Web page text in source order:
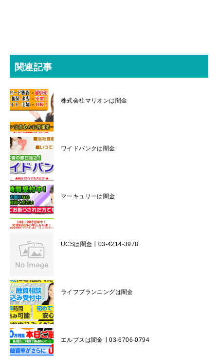
関連記事
株式会社マリオンは闇金
ワイドバンクは闇金
マーキュリーは闇金
UCSは闇金┃03-4214-3978
ライフプランニングは闇金
エルプスは闇金┃03-6706-0794